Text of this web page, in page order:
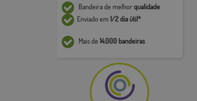
Bandeira de melhorqualidade
Enviado em1/2 dia útil*
Mais de 14.000 bandeiras